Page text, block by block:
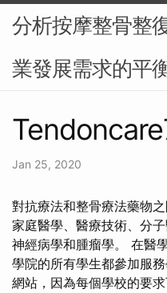
分析按摩整骨整
業發展需求的平
Jan 25, 2020
對抗療法和整骨療法藥物
家庭醫學、醫療技術、分
神經病學和腫瘤學。 在醫
學院的所有學生都參加服
網站，因為每個學校的要